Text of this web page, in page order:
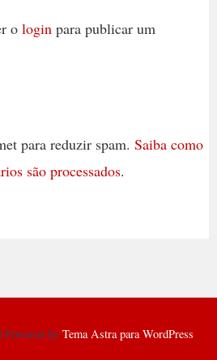
o loginpara publicar um
para reduzir spam. Saiba como
são processados.
by Tema Astra para WordPress